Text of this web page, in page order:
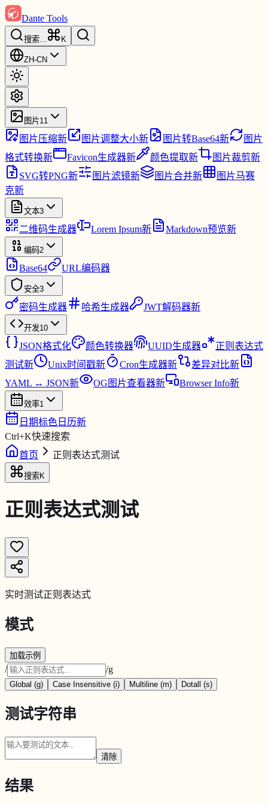
Dante Tools
搜索... K
ZH-CN
图片11
图片压缩新 图片调整大小新 图片转Base64新
图片
格式转换新 Favicon生成器新 颜色提取新 图片裁剪新
SVG转PNG新 图片滤镜新 图片合并新
图片马赛
克新
文本3
二维码生成器 Lorem Ipsum新 Markdown预览新
编码2
Base64 URL编码器
安全3
密码生成器 哈希生成器 JWT解码器新
开发10
JSON格式化 颜色转换器 UUID生成器
正则表达式
测试新 Unix时间戳新 Cron生成器新 差异对比新
YAML ↔ JSON新 OG图片查看器新 Browser Info新
效率1
日期标色日历新
Ctrl+K快速搜索
首页
正则表达式测试
搜索K
正则表达式测试
实时测试正则表达式
模式
加载示例
/ /g
Global (g) Case Insensitive (i) Multiline (m) Dotall (s)
测试字符串
清除
结果